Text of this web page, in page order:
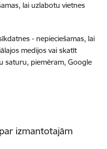
lai uzlabotu vietnes
- nepieciešamas, lai
medijos vai skatīt
saturu, piemēram, Google
izmantotajām